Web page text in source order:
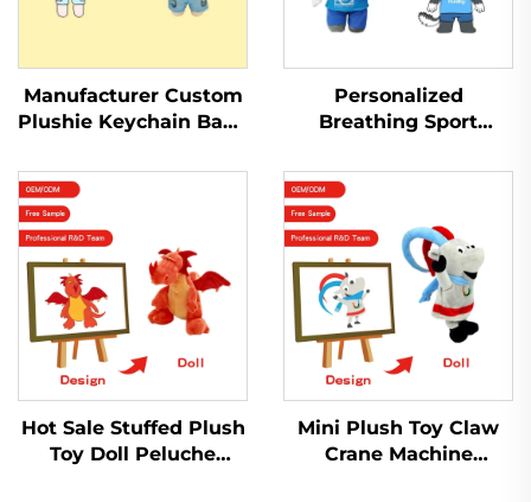
Manufacturer Custom
Plushie Keychain Baby
Animal Kpop Custom
Personalized
Breathing Sport
Plush Rag Doll
Hot Sale Stuffed Plush
Toy Doll Peluche
Mini Plush Toy Claw
Crane Machine